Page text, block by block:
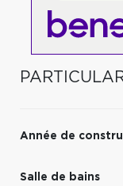
Année de
Salle de bains